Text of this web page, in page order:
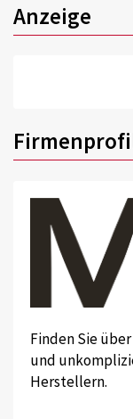
Anzeige
Finden Sie
und
Herstellern.